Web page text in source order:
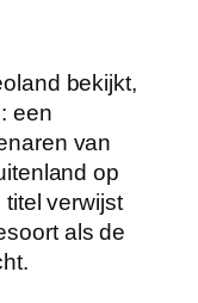
bekijkt,
een
van
op
verwijst
als de